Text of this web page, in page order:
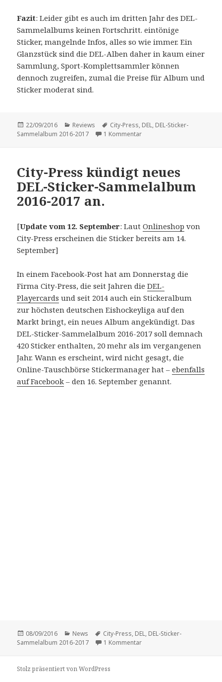
Fazit: Leider gibt es auch im dritten Jahr des DEL-
Sammelalbums keinen Fortschritt. eintönige
Sticker, mangelnde Infos, alles so wie immer. Ein
Glanzstück sind die DEL-Alben daher in kaum einer
Sammlung, Sport-Komplettsammler können
dennoch zugreifen, zumal die Preise für Album und
Sticker moderat sind.
Veröffentlicht
am
22/09/2016 Kategorien
Reviews Schlagwörter
City-Press, DEL, DEL-Sticker-
Sammelalbum 2016-2017
1 Kommentarzu Vorstellung: „DEL Sticker
City-Press kündigt neues
DEL-Sticker-Sammelalbum
2016-2017 an.
[Update vom 12. September: LautOnlineshop von
City-Press erscheinen die Sticker bereits am 14.
September]
In einem Facebook-Post hat am Donnerstag die
Firma City-Press, die seit Jahren dieDEL-
Playercards und seit 2014 auch ein Stickeralbum
zur höchsten deutschen Eishockeyliga auf den
Markt bringt, ein neues Album angekündigt. Das
DEL-Sticker-Sammelalbum 2016-2017 soll demnach
420 Sticker enthalten, 20 mehr als im vergangenen
Jahr. Wann es erscheint, wird nicht gesagt, die
Online-Tauschbörse Stickermanager hat –ebenfalls
auf Facebook – den 16. September genannt.
Veröffentlicht
am
08/09/2016 Kategorien
News Schlagwörter
City-Press, DEL, DEL-Sticker-
Sammelalbum 2016-2017
1 Kommentarzu City-Press kündigt neues
Stolz präsentiert von WordPress